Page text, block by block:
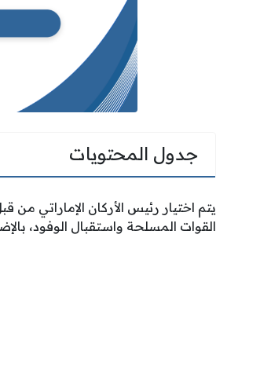
جدول المحتويات
يتم اختيار رئيس الأركان الإماراتي من
القوات المسلحة واستقبال الوفود،